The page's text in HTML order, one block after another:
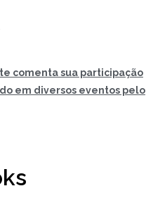
comenta sua participação
em diversos eventos pelo